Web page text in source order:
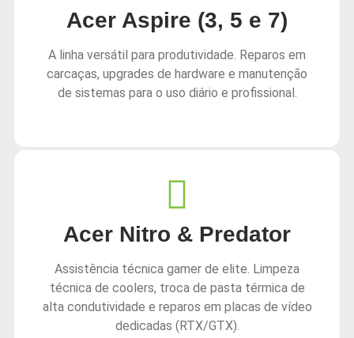
Acer Aspire (3, 5 e 7)
A linha versátil para produtividade. Reparos em
carcaças, upgrades de hardware e manutenção
de sistemas para o uso diário e profissional.
Acer Nitro & Predator
Assistência técnica gamer de elite. Limpeza
técnica de coolers, troca de pasta térmica de
alta condutividade e reparos em placas de vídeo
dedicadas (RTX/GTX).